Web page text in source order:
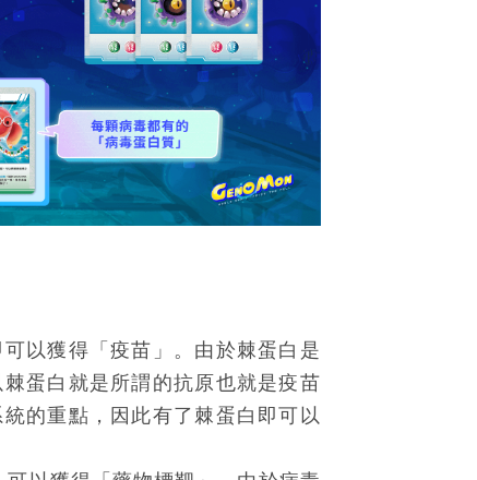
以獲得「疫苗」。由於棘蛋白是
蛋白就是所謂的抗原也就是疫苗
的重點，因此有了棘蛋白即可以